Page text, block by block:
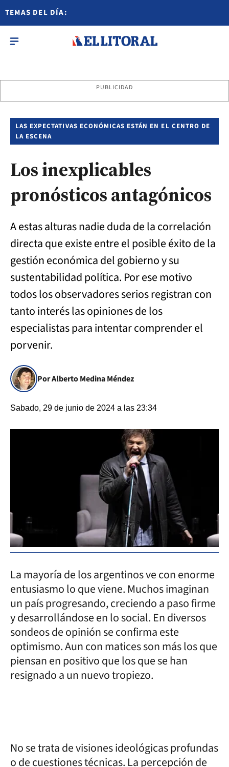
TEMAS DEL DÍA:
PUBLICIDAD
LAS EXPECTATIVAS ECONÓMICAS ESTÁN EN EL CENTRO DE
LA ESCENA
Los inexplicables
pronósticos antagónicos
A estas alturas nadie duda de la correlación
directa que existe entre el posible éxito de la
gestión económica del gobierno y su
sustentabilidad política. Por ese motivo
todos los observadores serios registran con
tanto interés las opiniones de los
especialistas para intentar comprender el
porvenir.
Por Alberto Medina Méndez
Sabado, 29 de junio de 2024 a las 23:34
La mayoría de los argentinos ve con enorme
entusiasmo lo que viene. Muchos imaginan
un país progresando, creciendo a paso firme
y desarrollándose en lo social. En diversos
sondeos de opinión se confirma este
optimismo. Aun con matices son más los que
piensan en positivo que los que se han
resignado a un nuevo tropiezo.
No se trata de visiones ideológicas profundas
o de cuestiones técnicas. La percepción de